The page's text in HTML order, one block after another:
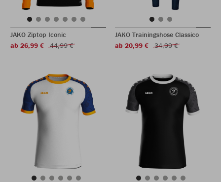
JAKO Ziptop Iconic
ab 26,99 €
44,99 €
JAKO Trainingshose Classico
ab 20,99 €
34,99 €